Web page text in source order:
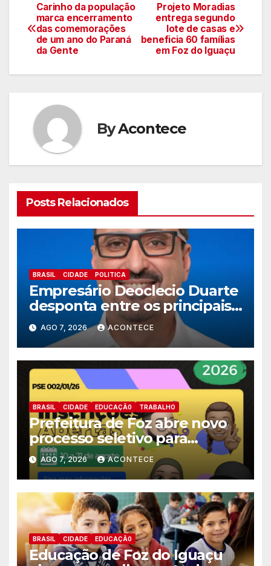
Navegação
de
Projeto Moradias
entrega segundo
lote de casas e
beneficia 60 famílias
em Foz do Iguaçu
Carinho da população
marca encerramento
das comemorações
de um ano do Paraná
da Gente
ByAcontece
Posts Relacionados
BRASIL CIDADE POLITICA
Empresário Deoclecio Duarte
desponta entre os principais
nomes do União Brasil para
deputado estadual
AGO 7, 2026 ACONTECE
BRASIL CIDADE EDUCAÇÃ0 TRABALHO
Prefeitura de Foz abre novo
processo seletivo para
estagiários
AGO 7, 2026 ACONTECE
BRASIL CIDADE EDUCAÇÃ0
Educação de Foz do Iguaçu